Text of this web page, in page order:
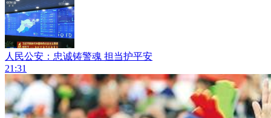
人民公安：忠诚铸警魂 担当护平安
21:31